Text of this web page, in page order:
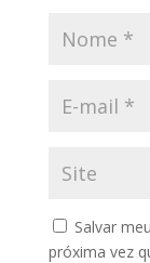
Salvar
próxima vez